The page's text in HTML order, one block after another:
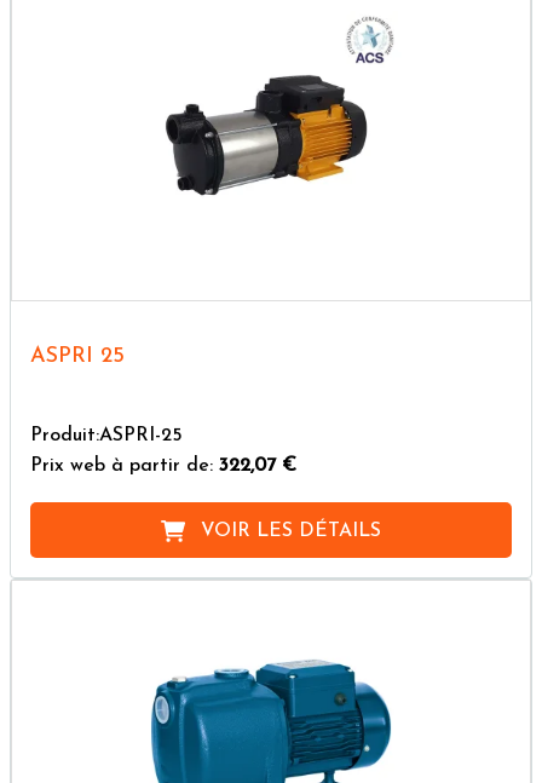
ASPRI 25
Produit:ASPRI-25
Prix web à partir de: 322,07 €
VOIR LES DÉTAILS